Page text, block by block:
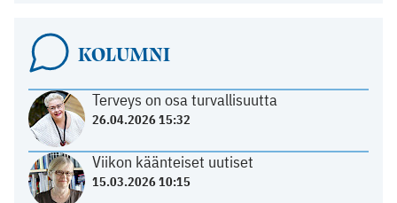
KOLUMNI
Terveys on osa turvallisuutta
26.04.2026 15:32
Viikon käänteiset uutiset
15.03.2026 10:15